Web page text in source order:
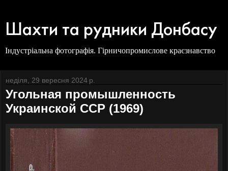
Шахти та рудники Донбасу
Індустріальна фотографія. Гірничопромислове краєзнавство
неділя, 29 вересня 2024 р.
Угольная промышленность
Украинской ССР (1969)